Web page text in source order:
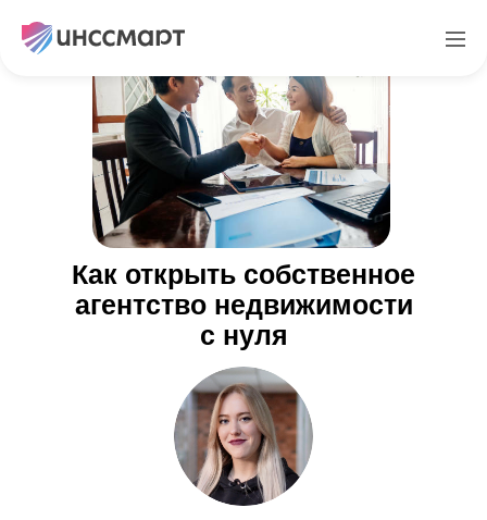
Как открыть собственное
агентство недвижимости
с нуля